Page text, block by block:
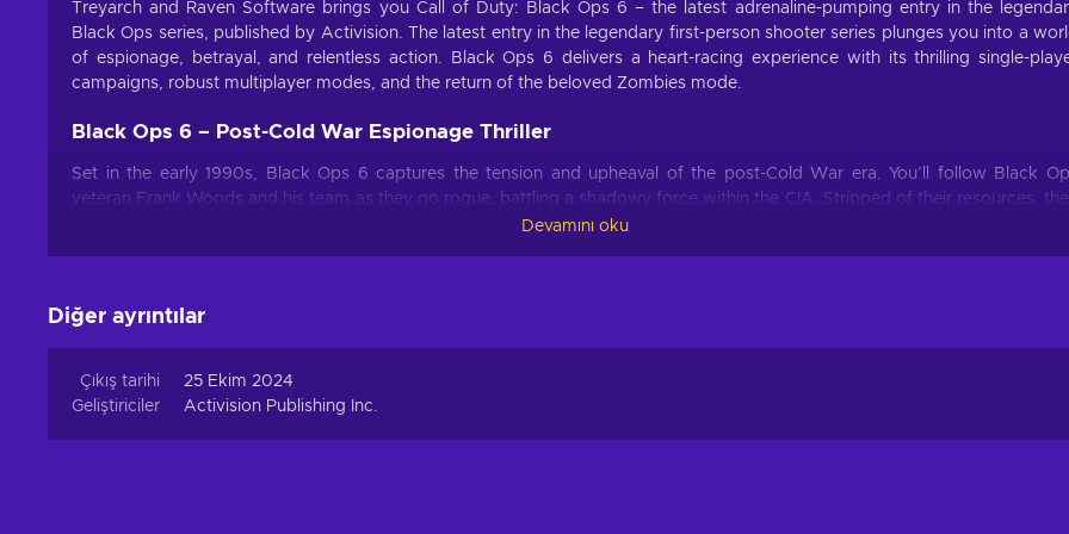
Treyarch and Raven Software brings you Call of Duty: Black Ops 6 – the latest adrenaline-pumping entry in the
Black Ops series, published by Activision. The latest entry in the legendary first-person shooter series plunges you into a
of espionage, betrayal, and relentless action. Black Ops 6 delivers a heart-racing experience with its thrilling single-
campaigns, robust multiplayer modes, and the return of the beloved Zombies mode​.
Black Ops 6 – Post-Cold War Espionage Thriller
Set in the early 1990s, Black Ops 6 captures the tension and upheaval of the post-Cold War era. You’ll follow Black
veteran Frank Woods and his team as they go rogue, battling a shadowy force within the CIA. Stripped of their resources,
must navigate the criminal underworld to expose the real traitors and clear their names​. Buy Call of Duty: Black Ops 6 - Cross-
Dynamic Single-Player Campaign
Experience a gripping narrative with multiple outcomes based on your choices. Each mission in the campaign offers
various paths, from tactical espionage to explosive action sequences​.
Devamını oku
Diğer ayrıntılar
Çıkış tarihi
25 Ekim 2024
Geliştiriciler
Activision Publishing Inc.